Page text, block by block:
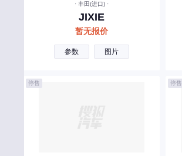
· 丰田(进口) ·
JIXIE
暂无报价
参数 图片
停售 停售